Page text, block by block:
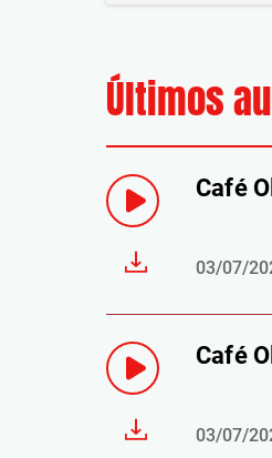
Últimos
Café
03/07/
Café
03/07/